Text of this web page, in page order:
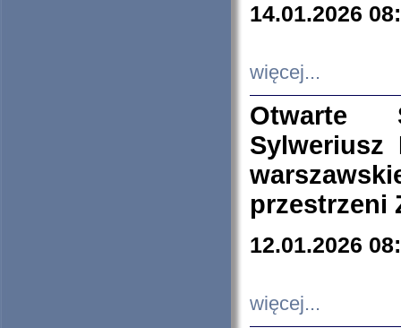
14.01.2026
więcej...
Otwarte
Sylweriusz
przestrzeni
12.01.2026
więcej...